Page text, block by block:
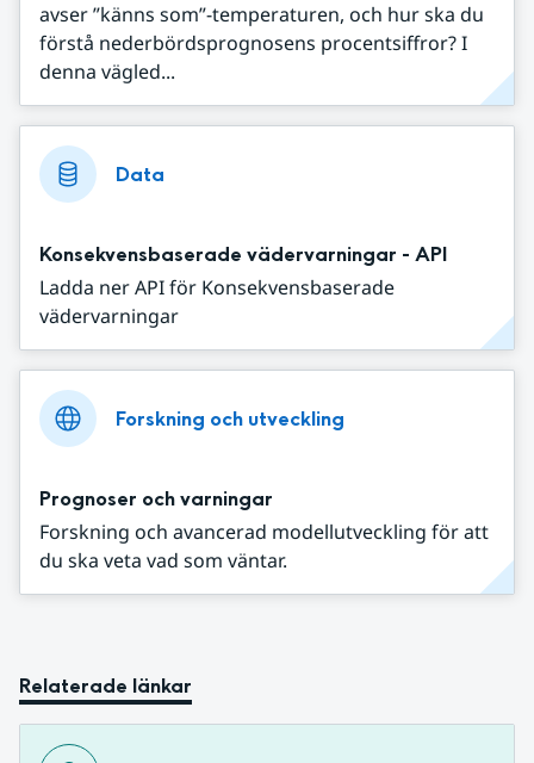
avser ”känns som”-temperaturen, och hur ska du
förstå nederbördsprognosens procentsiffror? I
denna vägled...
Data
Konsekvensbaserade vädervarningar - API
Ladda ner API för Konsekvensbaserade
vädervarningar
Forskning och utveckling
Prognoser och varningar
Forskning och avancerad modellutveckling för att
du ska veta vad som väntar.
Relaterade länkar